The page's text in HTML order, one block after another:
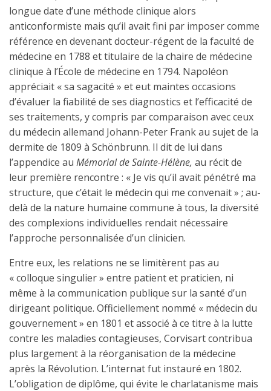
longue date d’une méthode clinique alors
anticonformiste mais qu’il avait fini par imposer comme
référence en devenant docteur-régent de la faculté de
médecine en 1788 et titulaire de la chaire de médecine
clinique à l’École de médecine en 1794. Napoléon
appréciait « sa sagacité » et eut maintes occasions
d’évaluer la fiabilité de ses diagnostics et l’efficacité de
ses traitements, y compris par comparaison avec ceux
du médecin allemand Johann-Peter Frank au sujet de la
dermite de 1809 à Schönbrunn. Il dit de lui dans
l’appendice au Mémorial de Sainte-Hélène, au récit de
leur première rencontre : « Je vis qu’il avait pénétré ma
structure, que c’était le médecin qui me convenait » ; au-
delà de la nature humaine commune à tous, la diversité
des complexions individuelles rendait nécessaire
l’approche personnalisée d’un clinicien.
Entre eux, les relations ne se limitèrent pas au
« colloque singulier » entre patient et praticien, ni
même à la communication publique sur la santé d’un
dirigeant poli­tique. Officiellement nommé « médecin du
gouvernement » en 1801 et associé à ce titre à la lutte
contre les maladies conta­gieuses, Corvisart contribua
plus largement à la réorganisation de la médecine
après la Révolution. L’internat fut instauré en 1802.
L’obligation de diplôme, qui évite le charlatanisme mais